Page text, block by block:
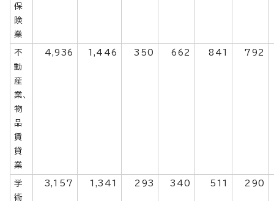
保
険
業
不
動
産
業、
物
品
賃
貸
業
4,936 1,446 350 662 841 792
学
術
3,157 1,341 293 340 511 290